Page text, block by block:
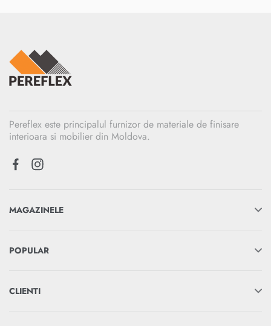
Pereflex este principalul furnizor de materiale de finisare
interioara si mobilier din Moldova.
MAGAZINELE
POPULAR
CLIENTI